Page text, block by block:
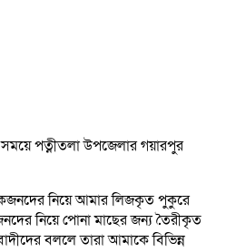
পত্নীতলা উপজেলার গয়ারপুর
নিয়ে আমার লিজকৃত পুকুরে
নিয়ে পোনা মাছের জন্য তৈরীকৃত
বললে তারা আমাকে বিভিন্ন